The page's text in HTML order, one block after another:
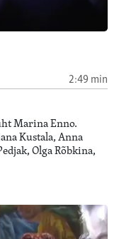
2:49 min
Marina Enno.
Kustala, Anna
Olga Rõbkina,